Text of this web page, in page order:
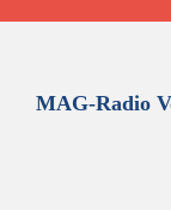
MAG-Radio